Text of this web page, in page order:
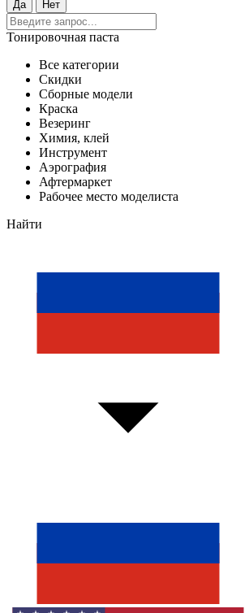
Тонировочная паста
Все категории
Скидки
Сборные модели
Краска
Везеринг
Химия, клей
Инструмент
Аэрография
Афтермаркет
Рабочее место моделиста
Найти